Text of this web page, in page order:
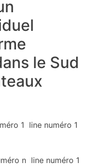
le Sud
1 line numéro 1
n line numéro 1